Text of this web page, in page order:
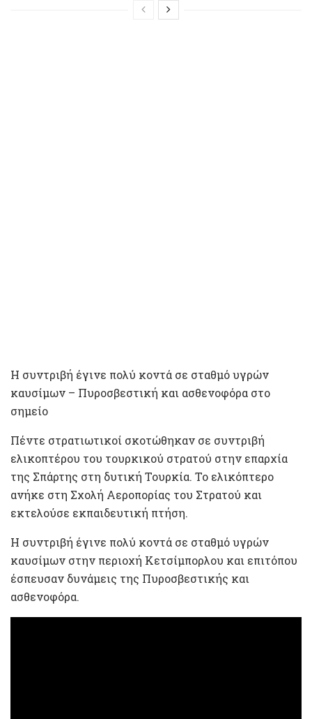
Η συντριβή έγινε πολύ κοντά σε σταθμό υγρών
καυσίμων – Πυροσβεστική και ασθενοφόρα στο
σημείο
Πέντε στρατιωτικοί σκοτώθηκαν σε συντριβή
ελικοπτέρου του τουρκικού στρατού στην επαρχία
της Σπάρτης στη δυτική Τουρκία. Το ελικόπτερο
ανήκε στη Σχολή Αεροπορίας του Στρατού και
εκτελούσε εκπαιδευτική πτήση.
Η συντριβή έγινε πολύ κοντά σε σταθμό υγρών
καυσίμων στην περιοχή Κετσίμπορλου και επιτόπου
έσπευσαν δυνάμεις της Πυροσβεστικής και
ασθενοφόρα.